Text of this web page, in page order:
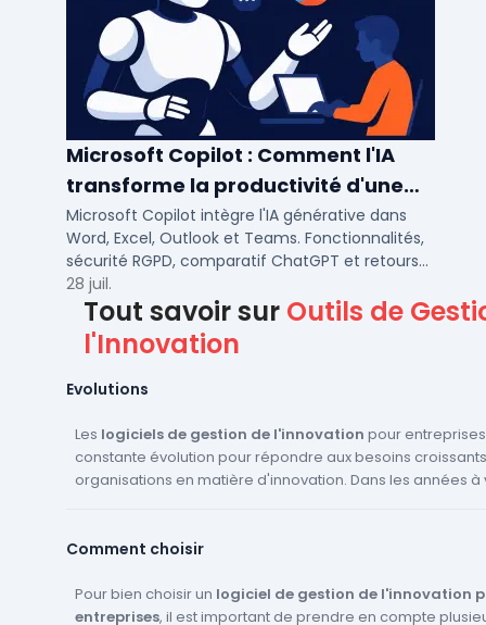
Microsoft Copilot : Comment l'IA
transforme la productivité d'une
PME/ETI ?
Microsoft Copilot intègre l'IA générative dans
Word, Excel, Outlook et Teams. Fonctionnalités,
sécurité RGPD, comparatif ChatGPT et retours
concrets pour PME et ETI françaises.
28 juil.
Tout savoir sur Outils de
l'Innovation
Evolutions
Les logiciels de gestion de l'innovation pour
constante évolution pour répondre aux besoins
organisations en matière d'innovation. Dans les années à
artificielleet dumachine learning
grandes quantités de données et de générer des
qui peut aider les entreprises à identifier de nouvelles
Comment choisir
Pour bien choisir un logiciel de gestion de l'innovation
entreprises, il est important de prendre en compte